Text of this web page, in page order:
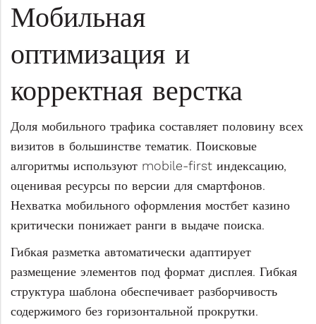
Мобильная
оптимизация и
корректная верстка
Доля мобильного трафика составляет половину всех
визитов в большинстве тематик. Поисковые
алгоритмы используют mobile-first индексацию,
оценивая ресурсы по версии для смартфонов.
Нехватка мобильного оформления мостбет казино
критически понижает ранги в выдаче поиска.
Гибкая разметка автоматически адаптирует
размещение элементов под формат дисплея. Гибкая
структура шаблона обеспечивает разборчивость
содержимого без горизонтальной прокрутки.